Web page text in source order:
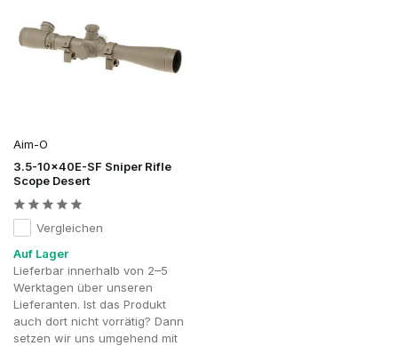
Aim-O
3.5-10x40E-SF Sniper Rifle
Scope Desert
Vergleichen
Auf Lager
Lieferbar innerhalb von 2–5
Werktagen über unseren
Lieferanten. Ist das Produkt
auch dort nicht vorrätig? Dann
setzen wir uns umgehend mit